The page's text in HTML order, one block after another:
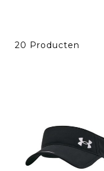
20 Producten